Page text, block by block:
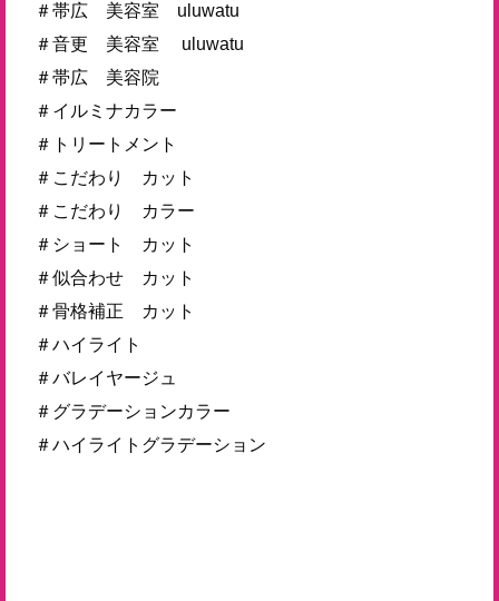
＃帯広 美容室 uluwatu
＃音更 美容室 uluwatu
＃帯広 美容院
＃イルミナカラー
＃トリートメント
＃こだわり カット
＃こだわり カラー
＃ショート カット
＃似合わせ カット
＃骨格補正 カット
＃ハイライト
＃バレイヤージュ
＃グラデーションカラー
＃ハイライトグラデーション